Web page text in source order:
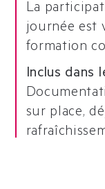
La
journée est
formation
Inclus dans
sur place,